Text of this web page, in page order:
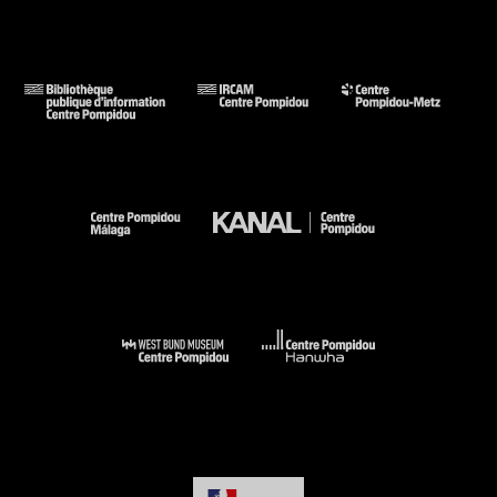
Invité par l’HEAD de Genève, les deux cinéastes utilisent un
fond d’archives de la Croix-Rouge pour en faire un film. Les
Notes sur nos Voyages en Russie
Présenté à la 68ème Mostra Internazionale d'Arte
Lucchi, des « instantanés » préparatoires au long métrage,